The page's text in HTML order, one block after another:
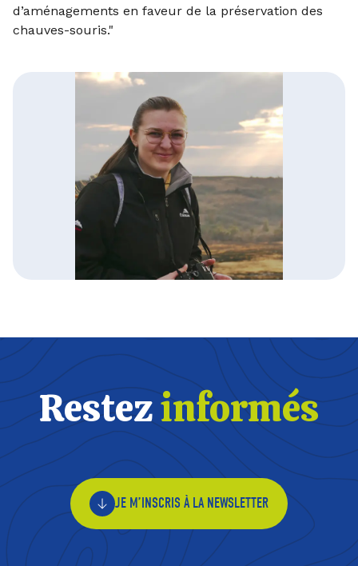
d’aménagements en faveur de la préservation des
chauves-souris."
Restezinformés
JE M’INSCRIS À LA NEWSLETTER